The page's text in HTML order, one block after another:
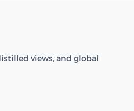
views, and global